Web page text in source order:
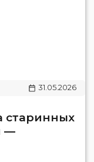
31.05.2026
старинных
—